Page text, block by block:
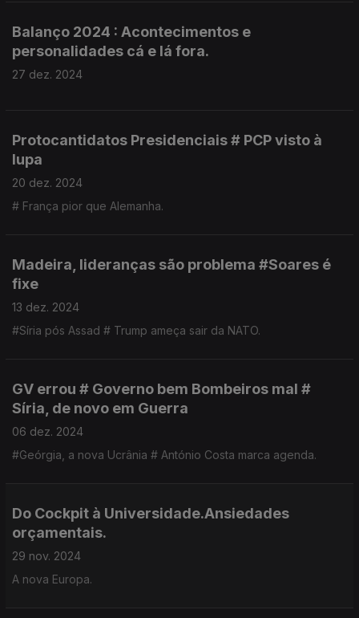
Balanço 2024 : Acontecimentos e
personalidades cá e lá fora.
27 dez. 2024
Protocantidatos Presidenciais # PCP visto à
lupa
20 dez. 2024
# França pior que Alemanha.
Madeira, lideranças são problema #Soares é
fixe
13 dez. 2024
#Síria pós Assad # Trump ameça sair da NATO.
GV errou # Governo bem Bombeiros mal #
Síria, de novo em Guerra
06 dez. 2024
#Geórgia, a nova Ucrânia # António Costa marca agenda.
Do Cockpit à Universidade.Ansiedades
orçamentais.
29 nov. 2024
A nova Europa.